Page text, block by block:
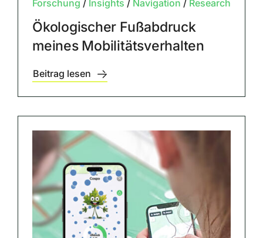
Forschung / Insights / Navigation / Research
Ökologischer Fußabdruck
meines Mobilitätsverhalten
Beitrag lesen